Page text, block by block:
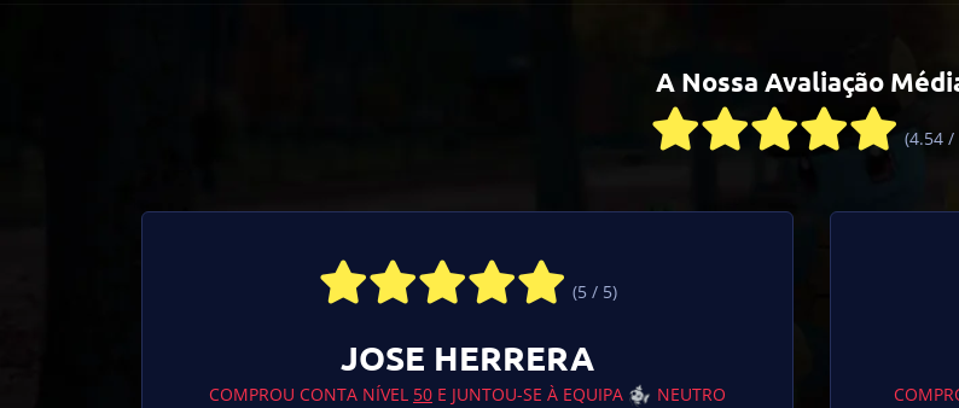
A Nossa Avaliação
(4.54 /
(5 / 5)
JOSE HERRERA
COMPROU CONTA NÍVEL 50 E JUNTOU-SE À EQUIPA NEUTRO